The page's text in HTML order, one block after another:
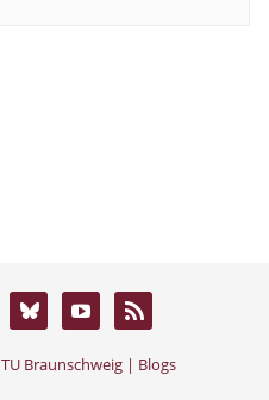
TU Braunschweig | Blogs